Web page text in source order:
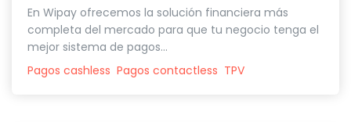
En Wipay ofrecemos la solución financiera más
completa del mercado para que tu negocio tenga el
mejor sistema de pagos...
Pagos cashless Pagos contactless TPV